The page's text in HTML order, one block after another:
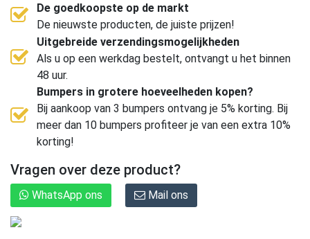
De goedkoopste op de markt
De nieuwste producten, de juiste prijzen!
Uitgebreide verzendingsmogelijkheden
Als u op een werkdag bestelt, ontvangt u het binnen
48 uur.
Bumpers in grotere hoeveelheden kopen?
Bij aankoop van 3 bumpers ontvang je 5% korting. Bij
meer dan 10 bumpers profiteer je van een extra 10%
korting!
Vragen over deze product?
WhatsApp ons Mail ons